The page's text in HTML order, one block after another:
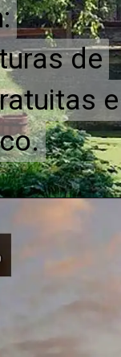
:
de
e
:
de
e